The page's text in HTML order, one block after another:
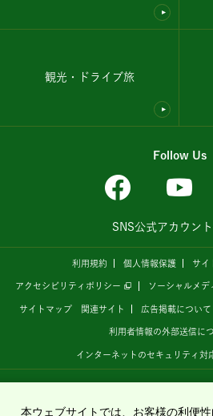
観光・ドライブ旅
Follow Us
SNS公式アカウン
利用規約 個人情報保護 サイ
アクセシビリティポリシー ソーシャルメデ
サイトマップ 関連サイト 広告掲載について
利用者情報の外部送信に
インターネットのセキュリティ対
運営しています。
本ウェブサイトでは、お客様の利便